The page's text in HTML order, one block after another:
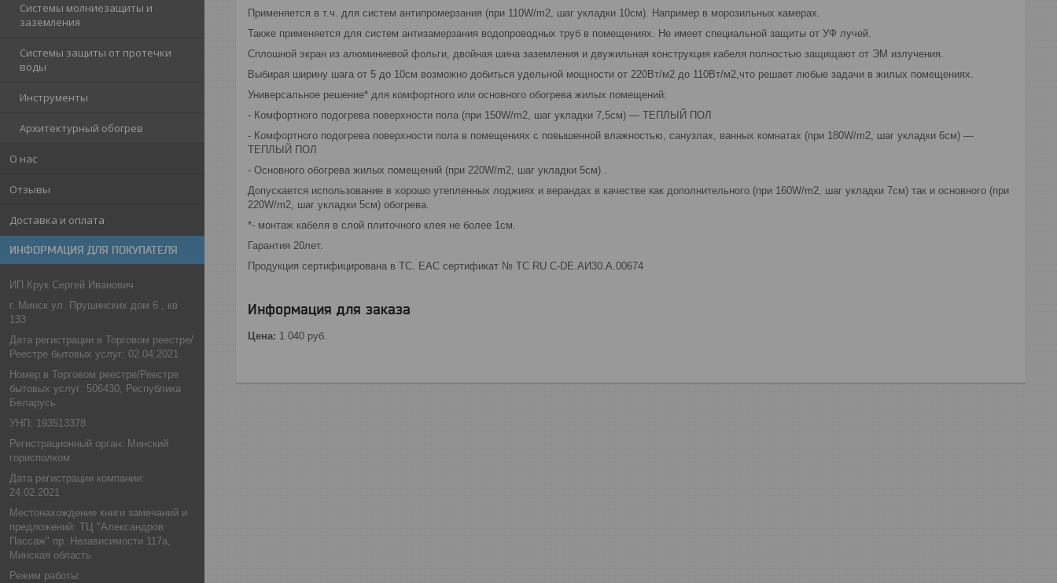
Системы молниезащиты и
заземления
Системы защиты от протечки
воды
Инструменты
Архитектурный обогрев
О нас
Отзывы
Доставка и оплата
ИНФОРМАЦИЯ ДЛЯ ПОКУПАТЕЛЯ
ИП Крук Сергей Иванович
г. Минск ул. Прушинских дом 6 , кв
133
Дата регистрации в Торговом реестре/
Реестре бытовых услуг: 02.04.2021
Номер в Торговом реестре/Реестре
бытовых услуг: 506430, Республика
Беларусь
УНП: 193513378
Регистрационный орган: Минский
горисполком
Дата регистрации компании:
24.02.2021
Местонахождение книги замечаний и
предложений: ТЦ "Александров
Пассаж" пр. Независимости 117а,
Минская область
Режим работы:
Применяется в т.ч. для систем антипромерзания (при 110W/m2, шаг укладки 10см). Например в морозильных камерах.
Также применяется для систем антизамерзания водопроводных труб в помещениях. Не имеет специальной защиты от УФ лучей.
Сплошной экран из алюминиевой фольги, двойная шина заземления и двужильная конструкция кабеля полностью защищают от ЭМ излучения.
Выбирая ширину шага от 5 до 10см возможно добиться удельной мощности от 220Вт/м2 до 110Вт/м2,что решает любые задачи в жилых помещениях.
Универсальное решение* для комфортного или основного обогрева жилых помещений:
- Комфортного подогрева поверхности пола (при 150W/m2, шаг укладки 7,5см) ― ТЕПЛЫЙ ПОЛ
- Комфортного подогрева поверхности пола в помещениях с повышенной влажностью, санузлах, ванных комнатах (при 180W/m2, шаг укладки 6см) ―
ТЕПЛЫЙ ПОЛ
- Основного обогрева жилых помещений (при 220W/m2, шаг укладки 5см) .
Допускается использование в хорошо утепленных лоджиях и верандах в качестве как дополнительного (при 160W/m2, шаг укладки 7см) так и основного (при
220W/m2, шаг укладки 5см) обогрева.
*- монтаж кабеля в слой плиточного клея не более 1см.
Гарантия 20лет.
Продукция сертифицирована в ТС. ЕАС сертификат № TC RU C-DE.АИ30.А.00674
Информация для заказа
Цена: 1 040 руб.